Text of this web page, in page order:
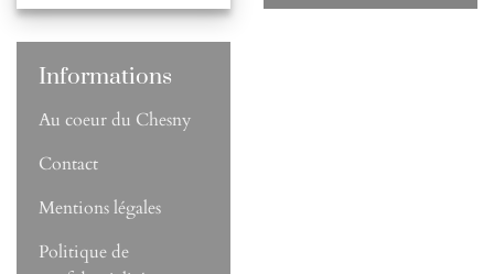
Informations
Au coeur du Chesny
Contact
Mentions légales
Politique de